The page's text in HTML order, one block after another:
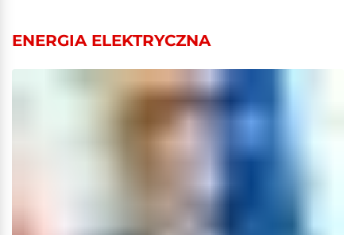
ENERGIA ELEKTRYCZNA